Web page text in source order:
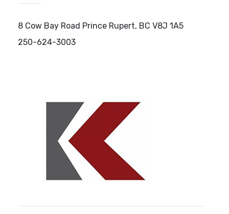
8 Cow Bay Road Prince Rupert, BC V8J 1A5
250-624-3003